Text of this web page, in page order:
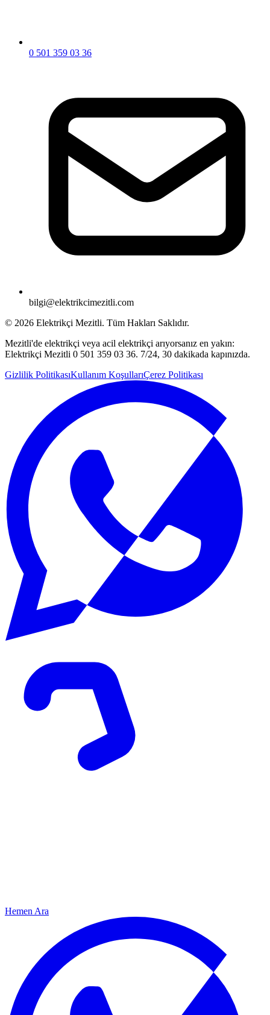
0 501 359 03 36
bilgi@elektrikcimezitli.com
© 2026 Elektrikçi Mezitli. Tüm Hakları Saklıdır.
Mezitli'de elektrikçi veya acil elektrikçi arıyorsanız en yakın:
Elektrikçi Mezitli 0 501 359 03 36. 7/24, 30 dakikada kapınızda.
Gizlilik PolitikasıKullanım KoşullarıÇerez Politikası
Hemen Ara